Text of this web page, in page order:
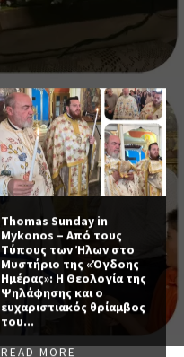
Thomas Sunday in
Mykonos – Από τους
Τύπους των Ήλων στο
Μυστήριο της «Όγδοης
Ημέρας»: Η Θεολογία της
Ψηλάφησης και ο
ευχαριστιακός θρίαμβος
του...
READ MORE